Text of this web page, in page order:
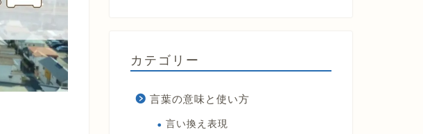
カテゴリー
言葉の意味と使い方
言い換え表現